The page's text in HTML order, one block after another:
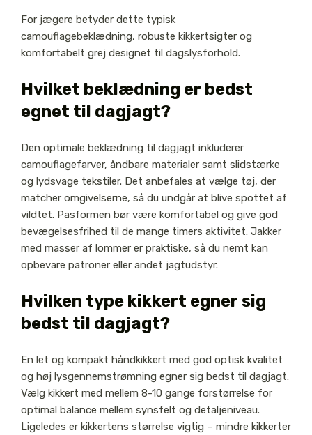
For jægere betyder dette typisk
camouflagebeklædning, robuste kikkertsigter og
komfortabelt grej designet til dagslysforhold.
Hvilket beklædning er bedst
egnet til dagjagt?
Den optimale beklædning til dagjagt inkluderer
camouflagefarver, åndbare materialer samt slidstærke
og lydsvage tekstiler. Det anbefales at vælge tøj, der
matcher omgivelserne, så du undgår at blive spottet af
vildtet. Pasformen bør være komfortabel og give god
bevægelsesfrihed til de mange timers aktivitet. Jakker
med masser af lommer er praktiske, så du nemt kan
opbevare patroner eller andet jagtudstyr.
Hvilken type kikkert egner sig
bedst til dagjagt?
En let og kompakt håndkikkert med god optisk kvalitet
og høj lysgennemstrømning egner sig bedst til dagjagt.
Vælg kikkert med mellem 8-10 gange forstørrelse for
optimal balance mellem synsfelt og detaljeniveau.
Ligeledes er kikkertens størrelse vigtig – mindre kikkerter